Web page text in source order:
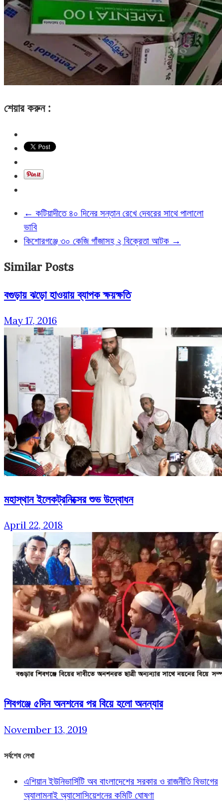
শেয়ার করুন :
← কটিয়াদীতে ৪০ দিনের সন্তান রেখে দেবরের সাথে পালালো
ভাবি
কিশোরগঞ্জে ৩০ কেজি গাঁজাসহ ২ বিক্রেতা আটক →
Similar Posts
বগুড়ায় ঝড়ো হাওয়ায় ব্যাপক ক্ষয়ক্ষতি
May 17, 2016
মহাস্থান ইলেকট্রনিক্সের শুভ উদ্বোধন
April 22, 2018
শিবগঞ্জে ৫দিন অনশনের পর বিয়ে হলো অনন্যার
November 13, 2019
সর্বশেষ লেখা
এশিয়ান ইউনিভার্সিটি অব বাংলাদেশের সরকার ও রাজনীতি বিভাগের
অ্যালামনাই অ্যাসোসিয়েশনের কমিটি ঘোষণা